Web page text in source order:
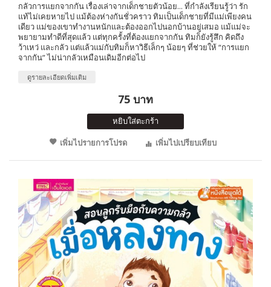
กลัวการแยกจากกัน เรื่องเล่าจากเด็กชายตัวน้อย... ที่กำลังเรียนรู้ว่า รัก
แท้ไม่เคยหายไป แม้ต้องห่างกันชั่วคราว ทิมเป็นเด็กชายที่มีแม่เพียงคน
เดียว แม่ของเขาทำงานหนักและต้องออกไปนอกบ้านอยู่เสมอ แม้แม่จะ
พยายามทำดีที่สุดแล้ว แต่ทุกครั้งที่ต้องแยกจากกัน ทิมก็ยังรู้สึก คิดถึง
ว้าเหว่ และกลัว แต่แล้วแม่กับทิมก็หาวิธีเล็กๆ น้อยๆ ที่ช่วยให้ “การแยก
จากกัน” ไม่น่ากลัวเหมือนเดิมอีกต่อไป
ดูรายละเอียดเพิ่มเติม
75 บาท
หยิบใส่ตะกร้า
เพิ่มไปรายการโปรด
เพิ่มไปเปรียบเทียบ